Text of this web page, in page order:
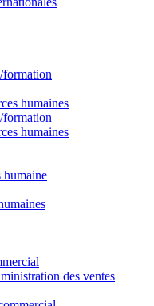
formation
humaines
formation
humaines
humaine
des ventes